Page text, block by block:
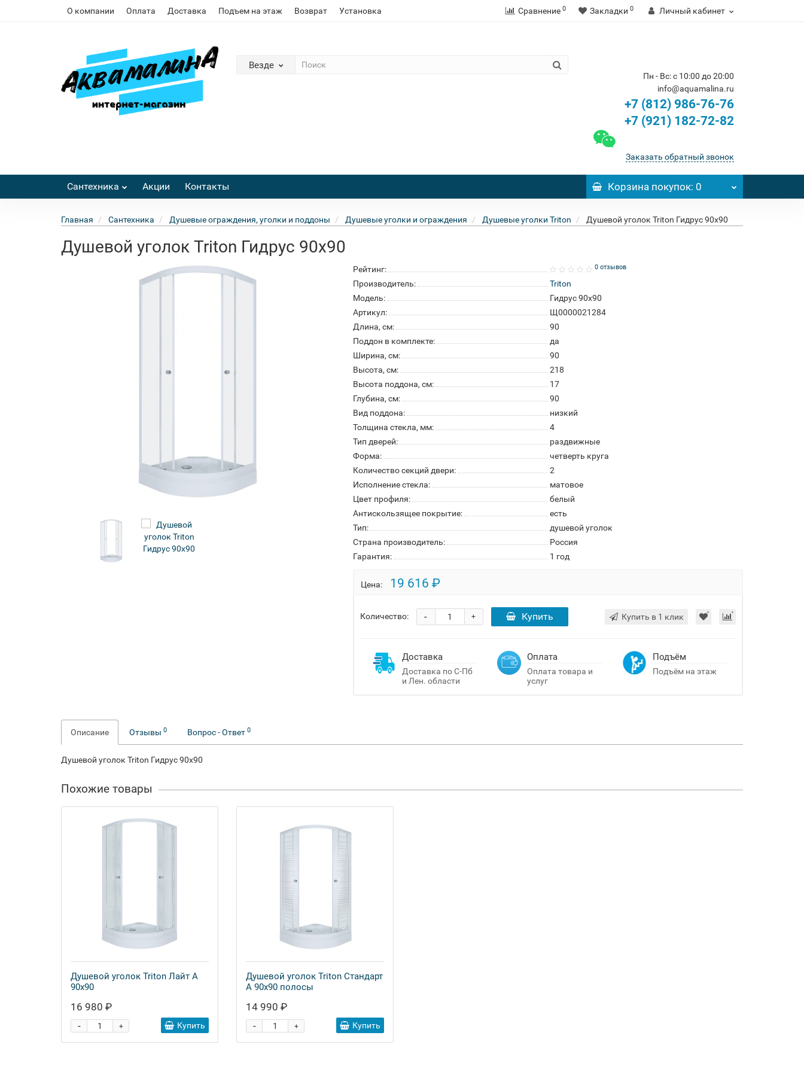
О компании Оплата Доставка Подъем на этаж Возврат Установка Сравнение 0 Закладки 0 Личный кабинет
Везде
Пн - Вс: с 10:00 до 20:00
info@aquamalina.ru
+7 (812) 986-76-76
+7 (921) 182-72-82
Заказать обратный звонок
Сантехника Акции Контакты Корзинапокупок: 0
Главная Сантехника Душевые ограждения, уголки и поддоны Душевые уголки и ограждения Душевые уголки Triton Душевой уголок Triton Гидрус 90x90
Душевой уголок Triton Гидрус 90x90
Рейтинг: 0 отзывов
Производитель:
Triton
Модель:
Гидрус 90x90
Артикул:
Щ0000021284
Длина, см:
90
Поддон в комплекте:
да
Ширина, см:
90
Высота, см:
218
Высота поддона, см:
17
Глубина, см:
90
Вид поддона:
низкий
Толщина стекла, мм:
4
Тип дверей:
раздвижные
Форма:
четверть круга
Количество секций двери:
2
Исполнение стекла:
матовое
Цвет профиля:
белый
Антискользящее покрытие:
есть
Тип:
душевой уголок
Страна производитель:
Россия
Гарантия:
1 год
Цена: 19 616 ₽
Количество: +
- Купить Купить в 1 клик
Доставка
Доставка по С-Пб
и Лен. области
Оплата
Оплата товара и
услуг
Подъём
Подъём на этаж
Описание Отзывы 0 Вопрос - Ответ 0
Душевой уголок Triton Гидрус 90x90
Похожие товары
Душевой уголок Triton Лайт А
90х90
16 980 ₽
+
- Купить
Душевой уголок Triton Стандарт
А 90x90 полосы
14 990 ₽
+
- Купить